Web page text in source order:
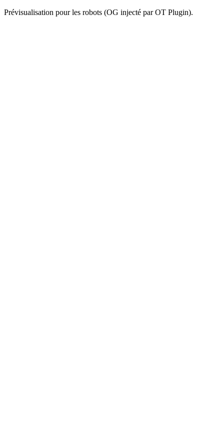
Prévisualisation pour les robots (OG injecté par OT Plugin).